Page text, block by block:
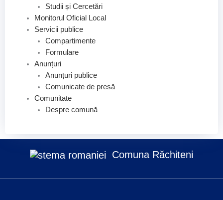
Studii și Cercetări
Monitorul Oficial Local
Servicii publice
Compartimente
Formulare
Anunțuri
Anunțuri publice
Comunicate de presă
Comunitate
Despre comună
Comuna Răchiteni